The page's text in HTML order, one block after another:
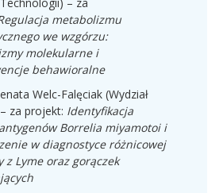
metabolizmu
we wzgórzu:
molekularne i
behawioralne
Welc-Falęciak (Wydział
za projekt: Identyfikacja
Borrelia miyamotoi i
w diagnostyce różnicowej
z Lyme oraz gorączek